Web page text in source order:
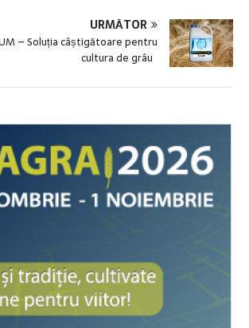
URMĂTOR
– Soluția câștigătoare pentru
cultura de grâu